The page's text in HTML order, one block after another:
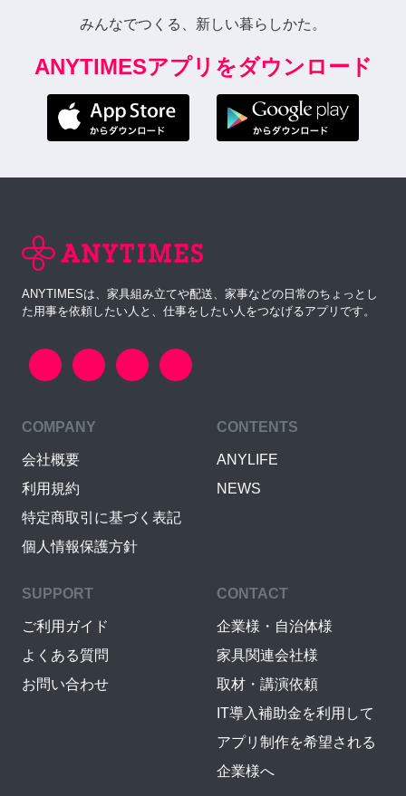
みんなでつくる、新しい暮らしかた。
ANYTIMESアプリをダウンロード
ANYTIMESは、家具組み立てや配送、家事などの日常のちょっとし
た用事を依頼したい人と、仕事をしたい人をつなげるアプリです。
COMPANY
会社概要
利用規約
特定商取引に基づく表記
個人情報保護方針
CONTENTS
ANYLIFE
NEWS
SUPPORT
ご利用ガイド
よくある質問
お問い合わせ
CONTACT
企業様・自治体様
家具関連会社様
取材・講演依頼
IT導入補助金を利用して
アプリ制作を希望される
企業様へ